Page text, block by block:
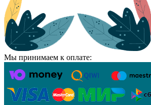
Мы принимаем к оплате: